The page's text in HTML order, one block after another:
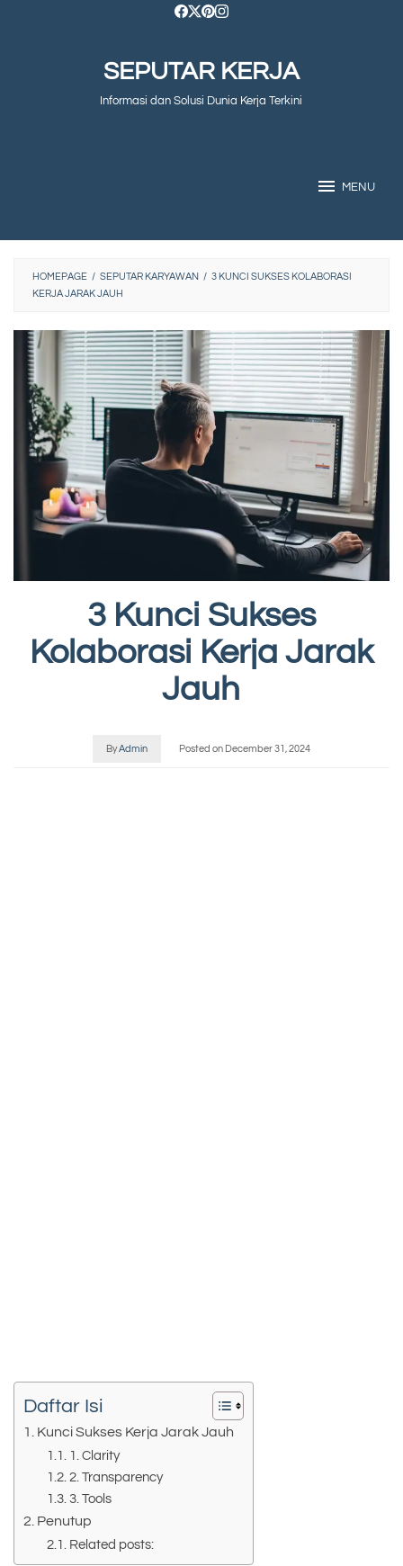
SEPUTAR KERJA
Informasi dan Solusi Dunia Kerja Terkini
MENU
HOMEPAGE / SEPUTAR KARYAWAN / 3 KUNCI SUKSES KOLABORASI
KERJA JARAK JAUH
3 Kunci Sukses
Kolaborasi Kerja Jarak
Jauh
ByAdmin Posted on December 31, 2024
Daftar Isi
Kunci Sukses Kerja Jarak Jauh
1. Clarity
2. Transparency
3. Tools
Penutup
Related posts: